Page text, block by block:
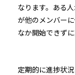
なります。ある
が他のメンバー
なか開始できず
定期的に進捗状